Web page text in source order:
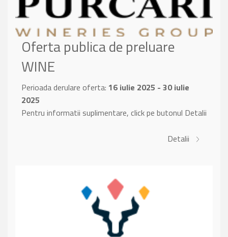
Oferta publica de preluare
WINE
Perioada derulare oferta: 16 iulie 2025 - 30 iulie
2025
Pentru informatii suplimentare, click pe butonul Detalii
Detalii